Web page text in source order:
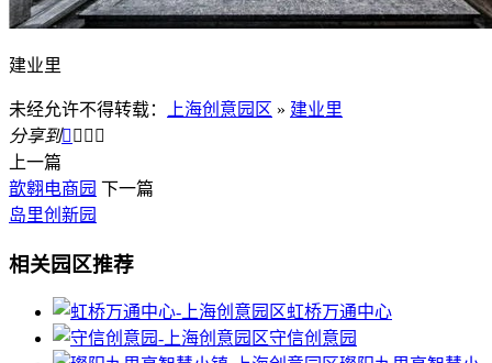
建业里
未经允许不得转载： 上海创意园区 » 建业里
分享到   
上一篇
歆翱电商园 下一篇
岛里创新园
相关园区推荐
虹桥万通中心
守信创意园